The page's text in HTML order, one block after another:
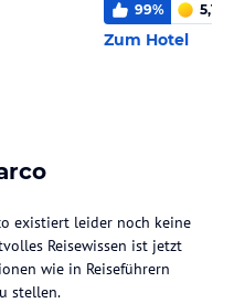
99% 5,1
Zum Hotel
existiert leider noch keine
Reisewissen ist jetzt
wie in Reiseführern
stellen.